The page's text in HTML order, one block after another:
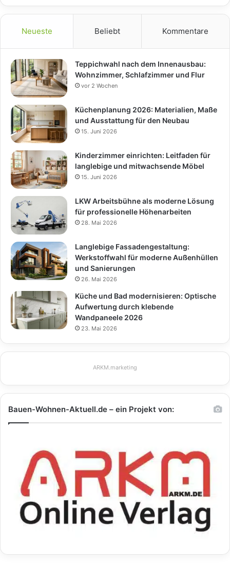
Neueste Beliebt Kommentare
Teppichwahl nach dem Innenausbau:
Wohnzimmer, Schlafzimmer und Flur
vor 2 Wochen
Küchenplanung 2026: Materialien, Maße
und Ausstattung für den Neubau
15. Juni 2026
Kinderzimmer einrichten: Leitfaden für
langlebige und mitwachsende Möbel
15. Juni 2026
LKW Arbeitsbühne als moderne Lösung
für professionelle Höhenarbeiten
28. Mai 2026
Langlebige Fassadengestaltung:
Werkstoffwahl für moderne Außenhüllen
und Sanierungen
26. Mai 2026
Küche und Bad modernisieren: Optische
Aufwertung durch klebende
Wandpaneele 2026
23. Mai 2026
ARKM.marketing
Bauen-Wohnen-Aktuell.de – ein Projekt von: